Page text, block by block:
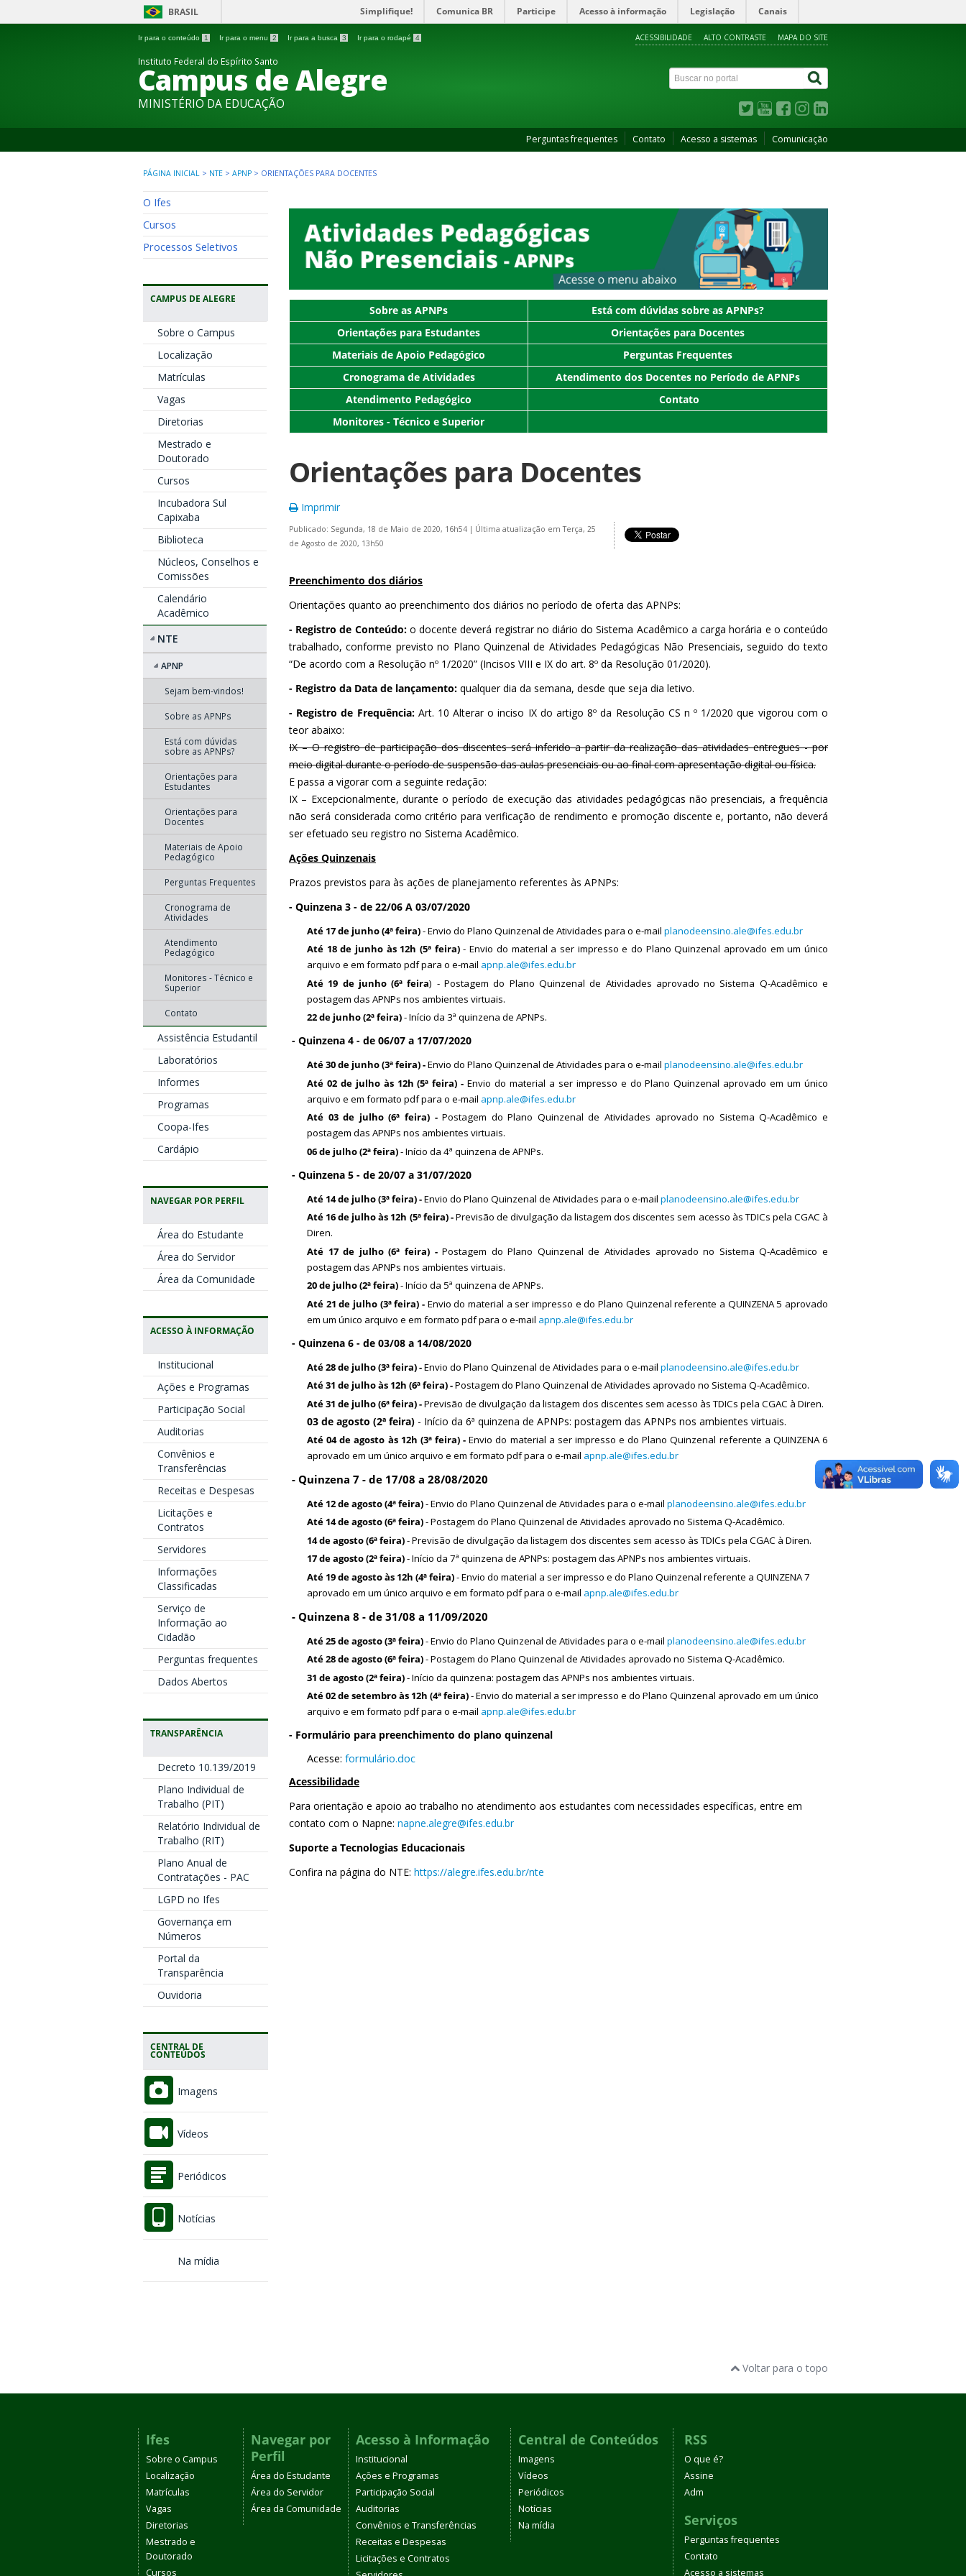
BRASIL Simplifique! Comunica BR Participe Acesso à informação Legislação Canais
Ir para o conteúdo 1 Ir para o menu 2 Ir para a busca 3 Ir para o rodapé 4 ACESSIBILIDADE ALTO CONTRASTE MAPA DO SITE
Instituto Federal do Espírito Santo
Campus de Alegre
MINISTÉRIO DA EDUCAÇÃO
Perguntas frequentes Contato Acesso a sistemas Comunicação
PÁGINA INICIAL > NTE > APNP > ORIENTAÇÕES PARA DOCENTES
O Ifes
Cursos
Processos Seletivos
CAMPUS DE ALEGRE
Sobre o Campus
Localização
Matrículas
Vagas
Diretorias
Mestrado e
Doutorado
Cursos
Incubadora Sul
Capixaba
Biblioteca
Núcleos, Conselhos e
Comissões
Calendário
Acadêmico
NTE
APNP
Sejam bem-vindos!
Sobre as APNPs
Está com dúvidas
sobre as APNPs?
Orientações para
Estudantes
Orientações para
Docentes
Materiais de Apoio
Pedagógico
Perguntas Frequentes
Cronograma de
Atividades
Atendimento
Pedagógico
Monitores - Técnico e
Superior
Contato
Assistência Estudantil
Laboratórios
Informes
Programas
Coopa-Ifes
Cardápio
NAVEGAR POR PERFIL
Área do Estudante
Área do Servidor
Área da Comunidade
ACESSO À INFORMAÇÃO
Institucional
Ações e Programas
Participação Social
Auditorias
Convênios e
Transferências
Receitas e Despesas
Licitações e
Contratos
Servidores
Informações
Classificadas
Serviço de
Informação ao
Cidadão
Perguntas frequentes
Dados Abertos
TRANSPARÊNCIA
Decreto 10.139/2019
Plano Individual de
Trabalho (PIT)
Relatório Individual de
Trabalho (RIT)
Plano Anual de
Contratações - PAC
LGPD no Ifes
Governança em
Números
Portal da
Transparência
Ouvidoria
CENTRAL DE
CONTEÚDOS
Imagens
Vídeos
Periódicos
Notícias
Na mídia
Sobre as APNPs
Está com dúvidas sobre as APNPs?
Orientações para Estudantes
Orientações para Docentes
Materiais de Apoio Pedagógico
Perguntas Frequentes
Cronograma de Atividades
Atendimento dos Docentes no Período de APNPs
Atendimento Pedagógico
Contato
Monitores - Técnico e Superior
Orientações para Docentes
Imprimir
Publicado: Segunda, 18 de Maio de 2020, 16h54 | Última atualização em Terça, 25
de Agosto de 2020, 13h50
Preenchimento dos diários
Orientações quanto ao preenchimento dos diários no período de oferta das APNPs:
- Registro de Conteúdo:o docente deverá registrar no diário do Sistema Acadêmico a carga horária e o conteúdo
trabalhado, conforme previsto no Plano Quinzenal de Atividades Pedagógicas Não Presenciais, seguido do texto
“De acordo com a Resolução nº 1/2020” (Incisos VIII e IX do art. 8º da Resolução 01/2020).
- Registro da Data de lançamento: qualquer dia da semana, desde que seja dia letivo.
- Registro de Frequência:Art. 10 Alterar o inciso IX do artigo 8º da Resolução CS n º 1/2020 que vigorou com o
teor abaixo:
IX – O registro de participação dos discentes será inferido a partir da realização das atividades entregues - por
meio digital durante o período de suspensão das aulas presenciais ou ao final com apresentação digital ou física.
E passa a vigorar com a seguinte redação:
IX – Excepcionalmente, durante o período de execução das atividades pedagógicas não presenciais, a frequência
não será considerada como critério para verificação de rendimento e promoção discente e, portanto, não deverá
ser efetuado seu registro no Sistema Acadêmico.
Ações Quinzenais
Prazos previstos para às ações de planejamento referentes às APNPs:
- Quinzena 3 - de 22/06 A 03/07/2020
Até 17 de junho (4ª feira)- Envio do Plano Quinzenal de Atividades para o e-mail planodeensino.ale@ifes.edu.br
Até 18 de junho às 12h (5ª feira)- Envio do material a ser impresso e do Plano Quinzenal aprovado em um único
arquivo e em formato pdf para o e-mail apnp.ale@ifes.edu.br
Até 19 de junho (6ª feira) - Postagem do Plano Quinzenal de Atividades aprovado no Sistema Q-Acadêmico e
postagem das APNPs nos ambientes virtuais.
22 de junho (2ª feira)- Início da 3ª quinzena de APNPs.
- Quinzena 4 - de 06/07 a 17/07/2020
Até 30 de junho (3ª feira) -Envio do Plano Quinzenal de Atividades para o e-mail planodeensino.ale@ifes.edu.br
Até 02 de julho às 12h (5ª feira) - Envio do material a ser impresso e do Plano Quinzenal aprovado em um único
arquivo e em formato pdf para o e-mail apnp.ale@ifes.edu.br
Até 03 de julho (6ª feira) -Postagem do Plano Quinzenal de Atividades aprovado no Sistema Q-Acadêmico e
postagem das APNPs nos ambientes virtuais.
06 de julho (2ª feira)- Início da 4ª quinzena de APNPs.
- Quinzena 5 - de 20/07 a 31/07/2020
Até 14 de julho (3ª feira) -Envio do Plano Quinzenal de Atividades para o e-mail planodeensino.ale@ifes.edu.br
Até 16 de julho às 12h (5ª feira) -Previsão de divulgação da listagem dos discentes sem acesso às TDICs pela CGAC à
Diren.
Até 17 de julho (6ª feira) -Postagem do Plano Quinzenal de Atividades aprovado no Sistema Q-Acadêmico e
postagem das APNPs nos ambientes virtuais.
20 de julho (2ª feira)- Início da 5ª quinzena de APNPs.
Até 21 de julho (3ª feira) - Envio do material a ser impresso e do Plano Quinzenal referente a QUINZENA 5 aprovado
em um único arquivo e em formato pdf para o e-mail apnp.ale@ifes.edu.br
- Quinzena 6 - de 03/08 a 14/08/2020
Até 28 de julho (3ª feira) -Envio do Plano Quinzenal de Atividades para o e-mail planodeensino.ale@ifes.edu.br
Até 31 de julho às 12h (6ª feira) -Postagem do Plano Quinzenal de Atividades aprovado no Sistema Q-Acadêmico.
Até 31 de julho (6ª feira) -Previsão de divulgação da listagem dos discentes sem acesso às TDICs pela CGAC à Diren.
03 de agosto (2ª feira) - Início da 6ª quinzena de APNPs: postagem das APNPs nos ambientes virtuais.
Até 04 de agosto às 12h (3ª feira) - Envio do material a ser impresso e do Plano Quinzenal referente a QUINZENA 6
aprovado em um único arquivo e em formato pdf para o e-mail apnp.ale@ifes.edu.br
- Quinzena 7 - de 17/08 a 28/08/2020
Até 12 de agosto (4ª feira)- Envio do Plano Quinzenal de Atividades para o e-mail planodeensino.ale@ifes.edu.br
Até 14 de agosto (6ª feira)- Postagem do Plano Quinzenal de Atividades aprovado no Sistema Q-Acadêmico.
14 de agosto (6ª feira)- Previsão de divulgação da listagem dos discentes sem acesso às TDICs pela CGAC à Diren.
17 de agosto (2ª feira)- Início da 7ª quinzena de APNPs: postagem das APNPs nos ambientes virtuais.
Até 19 de agosto às 12h (4ª feira)- Envio do material a ser impresso e do Plano Quinzenal referente a QUINZENA 7
aprovado em um único arquivo e em formato pdf para o e-mail apnp.ale@ifes.edu.br
- Quinzena 8 - de 31/08 a 11/09/2020
Até 25 de agosto (3ª feira)- Envio do Plano Quinzenal de Atividades para o e-mail planodeensino.ale@ifes.edu.br
Até 28 de agosto (6ª feira)- Postagem do Plano Quinzenal de Atividades aprovado no Sistema Q-Acadêmico.
31 de agosto (2ª feira)- Início da quinzena: postagem das APNPs nos ambientes virtuais.
Até 02 de setembro às 12h (4ª feira)- Envio do material a ser impresso e do Plano Quinzenal aprovado em um único
arquivo e em formato pdf para o e-mail apnp.ale@ifes.edu.br
- Formulário para preenchimento do plano quinzenal
Acesse: formulário.doc
Acessibilidade
Para orientação e apoio ao trabalho no atendimento aos estudantes com necessidades específicas, entre em
contato com o Napne: napne.alegre@ifes.edu.br
Suporte a Tecnologias Educacionais
Confira na página do NTE: https://alegre.ifes.edu.br/nte
Voltar para o topo
Ifes
Sobre o Campus
Localização
Matrículas
Vagas
Diretorias
Mestrado e
Doutorado
Cursos
Navegar por
Perfil
Área do Estudante
Área do Servidor
Área da Comunidade
Acesso à Informação
Institucional
Ações e Programas
Participação Social
Auditorias
Convênios e Transferências
Receitas e Despesas
Licitações e Contratos
Central de Conteúdos
Imagens
Vídeos
Periódicos
Notícias
Na mídia
RSS
O que é?
Assine
Adm
Serviços
Perguntas frequentes
Contato
Acesso a sistemas